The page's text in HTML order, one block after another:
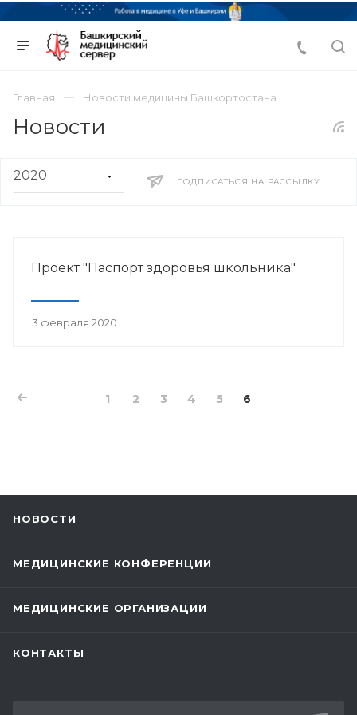
Главная Новости медицины Башкортостана
Новости
ПОДПИСАТЬСЯ НА РАССЫЛКУ
Проект "Паспорт здоровья школьника"
3 февраля 2020
1 2 3 4 5 6
НОВОСТИ
МЕДИЦИНСКИЕ КОНФЕРЕНЦИИ
МЕДИЦИНСКИЕ ОРГАНИЗАЦИИ
КОНТАКТЫ